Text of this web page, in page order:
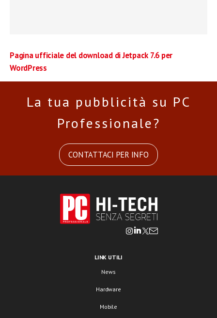
Pagina ufficiale del download di Jetpack 7.6 per
WordPress
La tua pubblicità su PC
Professionale?
CONTATTACI PER INFO
LINK UTILI
News
Hardware
Mobile